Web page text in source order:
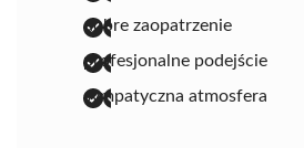
dobre zaopatrzenie
profesjonalne podejście
sympatyczna atmosfera